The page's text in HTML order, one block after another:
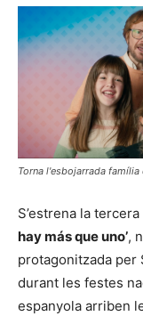
Torna l'esbojarrada família
S’estrena la
hay más que uno’,
protagonitzada per
durant les festes
espanyola arriben